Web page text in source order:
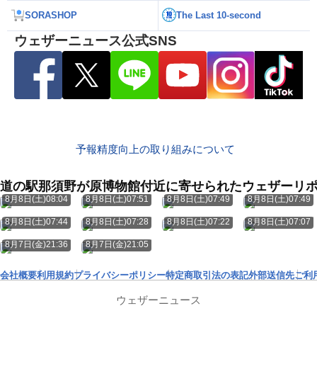
SORASHOP The Last 10-second
ウェザーニュース公式SNS
予報精度向上の取り組みについて
道の駅那須野が原博物館付近に寄せられたウェザーリ
8月8日(土)08:04 8月8日(土)07:51 8月8日(土)07:49 8月8日(土)07:49
8月8日(土)07:44 8月8日(土)07:28 8月8日(土)07:22 8月8日(土)07:07
8月7日(金)21:36 8月7日(金)21:05
会社概要利用規約プライバシーポリシー特定商取引法の表記外部送信先ご利
ウェザーニュース